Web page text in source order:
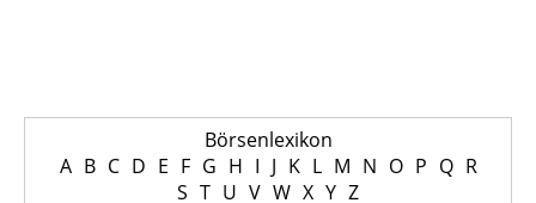
Börsenlexikon
A B C D E F G H I J K L M N O P Q R
S T U V W X Y Z